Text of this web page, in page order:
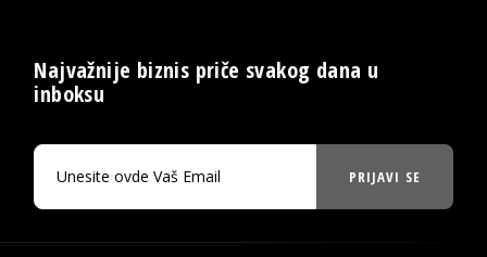
Najvažnije biznis priče svakog dana u
inboksu
PRIJAVI SE